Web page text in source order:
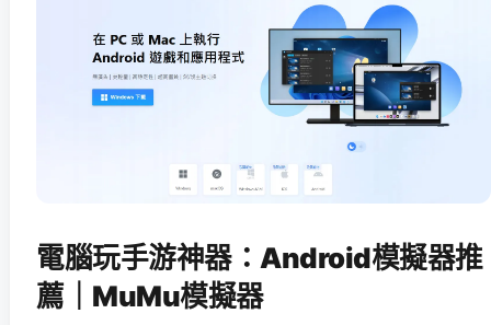
電腦玩手游神器：Android模擬器推
薦｜MuMu模擬器